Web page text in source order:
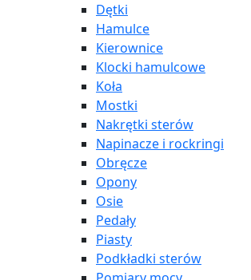
Dętki
Hamulce
Kierownice
Klocki hamulcowe
Koła
Mostki
Nakrętki sterów
Napinacze i rockringi
Obręcze
Opony
Osie
Pedały
Piasty
Podkładki sterów